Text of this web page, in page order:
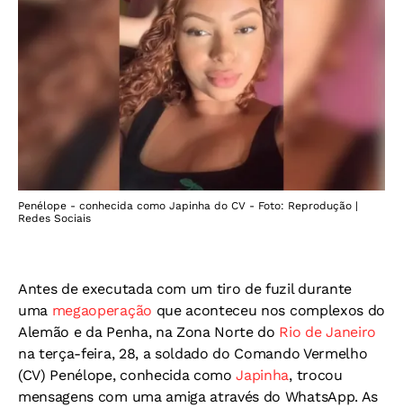
Penélope - conhecida como Japinha do CV - Foto: Reprodução |
Redes Sociais
Antes de executada com um tiro de fuzil durante
uma megaoperação que aconteceu nos complexos do
Alemão e da Penha, na Zona Norte do Rio de Janeiro
na terça-feira, 28, a soldado do Comando Vermelho
(CV) Penélope, conhecida comoJapinha, trocou
mensagens com uma amiga através do WhatsApp. As